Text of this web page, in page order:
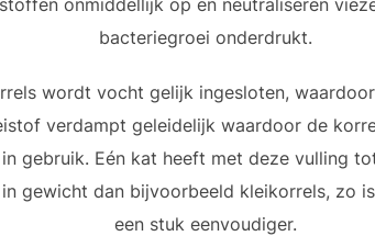
onmiddellijk op en neutraliseren
bacteriegroei onderdrukt.
wordt vocht gelijk ingesloten,
verdampt geleidelijk waardoor de
gebruik. Eén kat heeft met deze vulling
gewicht dan bijvoorbeeld kleikorrels, zo
een stuk eenvoudiger.